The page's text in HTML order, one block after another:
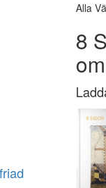
Alla
8